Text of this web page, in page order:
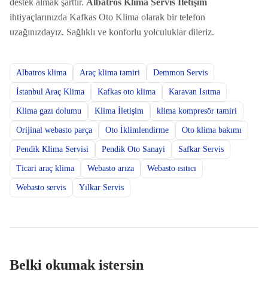
destek almak şarttır. Albatros Klima Servis İletişim
ihtiyaçlarınızda Kafkas Oto Klima olarak bir telefon
uzağınızdayız. Sağlıklı ve konforlu yolculuklar dileriz.
Albatros klima Araç klima tamiri Demmon Servis
İstanbul Araç Klima Kafkas oto klima Karavan Isıtma
Klima gazı dolumu Klima İletişim klima kompresör tamiri
Orijinal webasto parça Oto İklimlendirme Oto klima bakımı
Pendik Klima Servisi Pendik Oto Sanayi Safkar Servis
Ticari araç klima Webasto arıza Webasto ısıtıcı
Webasto servis Yılkar Servis
Belki okumak istersin